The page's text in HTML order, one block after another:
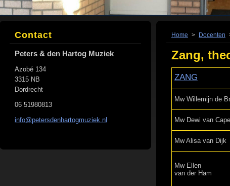
Home > Docenten
Zang,
ZANG
Mw Willemijn de
Mw Dewi van
Mw Alisa van Dijk
Mw Ellen
van
Contact
Peters & den Hartog Muziek
Azobé 134
3315 NB
Dordrecht
06 51980813
info@petersdenhartogmuziek.nl